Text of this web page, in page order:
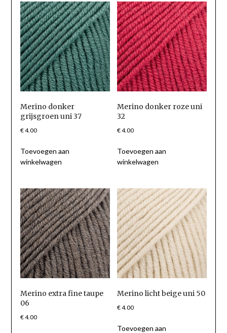
Merino donker
grijsgroen uni 37
€4.00
Toevoegen aan
winkelwagen
Merino donker roze uni
32
€4.00
Toevoegen aan
winkelwagen
Merino extra fine taupe
06
€4.00
Merino licht beige uni 50
€4.00
Toevoegen aan